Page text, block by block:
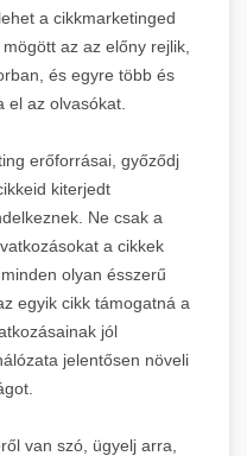
a cikkmarketinged
az az előny rejlik,
és egyre több és
el az olvasókat.
erőforrásai, győződj
kiterjedt
Ne csak a
a cikkek
olyan ésszerű
egyik cikk támogatná a
jól
jelentősen növeli
van szó, ügyelj arra,